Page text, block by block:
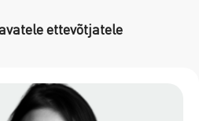
ettevõtjatele